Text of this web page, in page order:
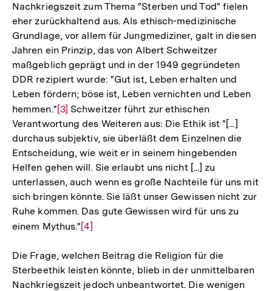
Nachkriegszeit zum Thema "Sterben und Tod" fielen
eher zurückhaltend aus. Als ethisch-medizinische
Grundlage, vor allem für Jungmediziner, galt in diesen
Jahren ein Prinzip, das von Albert Schweitzer
maßgeblich geprägt und in der 1949 gegründeten
DDR rezipiert wurde: "Gut ist, Leben erhalten und
Leben fördern; böse ist, Leben vernichten und Leben
hemmen."Zur
Auflösung
der
Fußnote
[3] Schweitzer führt zur ethischen
Verantwortung des Weiteren aus: Die Ethik ist "[...]
durchaus subjektiv, sie überläßt dem Einzelnen die
Entscheidung, wie weit er in seinem hingebenden
Helfen gehen will. Sie erlaubt uns nicht [...] zu
unterlassen, auch wenn es große Nachteile für uns mit
sich bringen könnte. Sie läßt unser Gewissen nicht zur
Ruhe kommen. Das gute Gewissen wird für uns zu
einem Mythus."Zur
der
Fußnote
[4]
Die Frage, welchen Beitrag die Religion für die
Sterbeethik leisten könnte, blieb in der unmittelbaren
Nachkriegszeit jedoch unbeantwortet. Die wenigen